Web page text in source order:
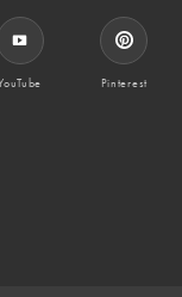
Pinterest